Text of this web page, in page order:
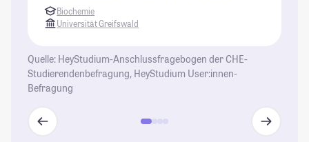
Biochemie
Universität Greifswald
Quelle: HeyStudium-Anschlussfragebogen der CHE-
Studierendenbefragung, HeyStudium User:innen-
Befragung